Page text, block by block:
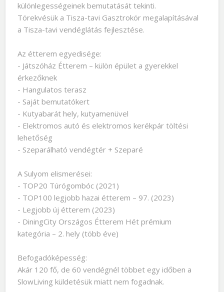
különlegességeinek bemutatását tekinti.
Törekvésük a Tisza-tavi Gasztrokör megalapításával
a Tisza-tavi vendéglátás fejlesztése.
Az étterem egyedisége:
- Játszóház Étterem – külön épület a gyerekkel
érkezőknek
- Hangulatos terasz
- Saját bemutatókert
- Kutyabarát hely, kutyamenüvel
- Elektromos autó és elektromos kerékpár töltési
lehetőség
- Szeparálható vendégtér + Szeparé
A Sulyom elismerései:
- TOP20 Túrógombóc (2021)
- TOP100 legjobb hazai étterem – 97. (2023)
- Legjobb új étterem (2023)
- DiningCity Országos Étterem Hét prémium
kategória – 2. hely (több éve)
Befogadóképesség:
Akár 120 fő, de 60 vendégnél többet egy időben a
SlowLiving küldetésük miatt nem fogadnak.